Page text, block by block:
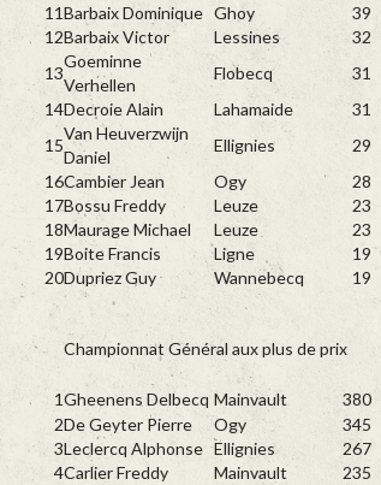
11Barbaix Dominique Ghoy 39
12Barbaix Victor Lessines 32
13
Goeminne
Verhellen
Flobecq 31
14Decroie Alain Lahamaide 31
15
Van Heuverzwijn
Daniel
Ellignies 29
16Cambier Jean Ogy 28
17Bossu Freddy Leuze 23
18Maurage Michael Leuze 23
19Boite Francis Ligne 19
20Dupriez Guy Wannebecq 19
Championnat Général aux plus de prix
1Gheenens Delbecq Mainvault
380
2De Geyter Pierre Ogy
345
3Leclercq Alphonse Ellignies
267
4Carlier Freddy Mainvault
235